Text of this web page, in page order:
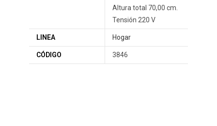
Altura total 70,00 cm.
Tensión 220 V
LINEA Hogar
CÓDIGO 3846